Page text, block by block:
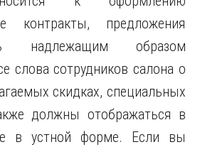
контракты, предложения
надлежащим образом
слова сотрудников салона о
скидках, специальных
должны отображаться в
в устной форме. Если вы